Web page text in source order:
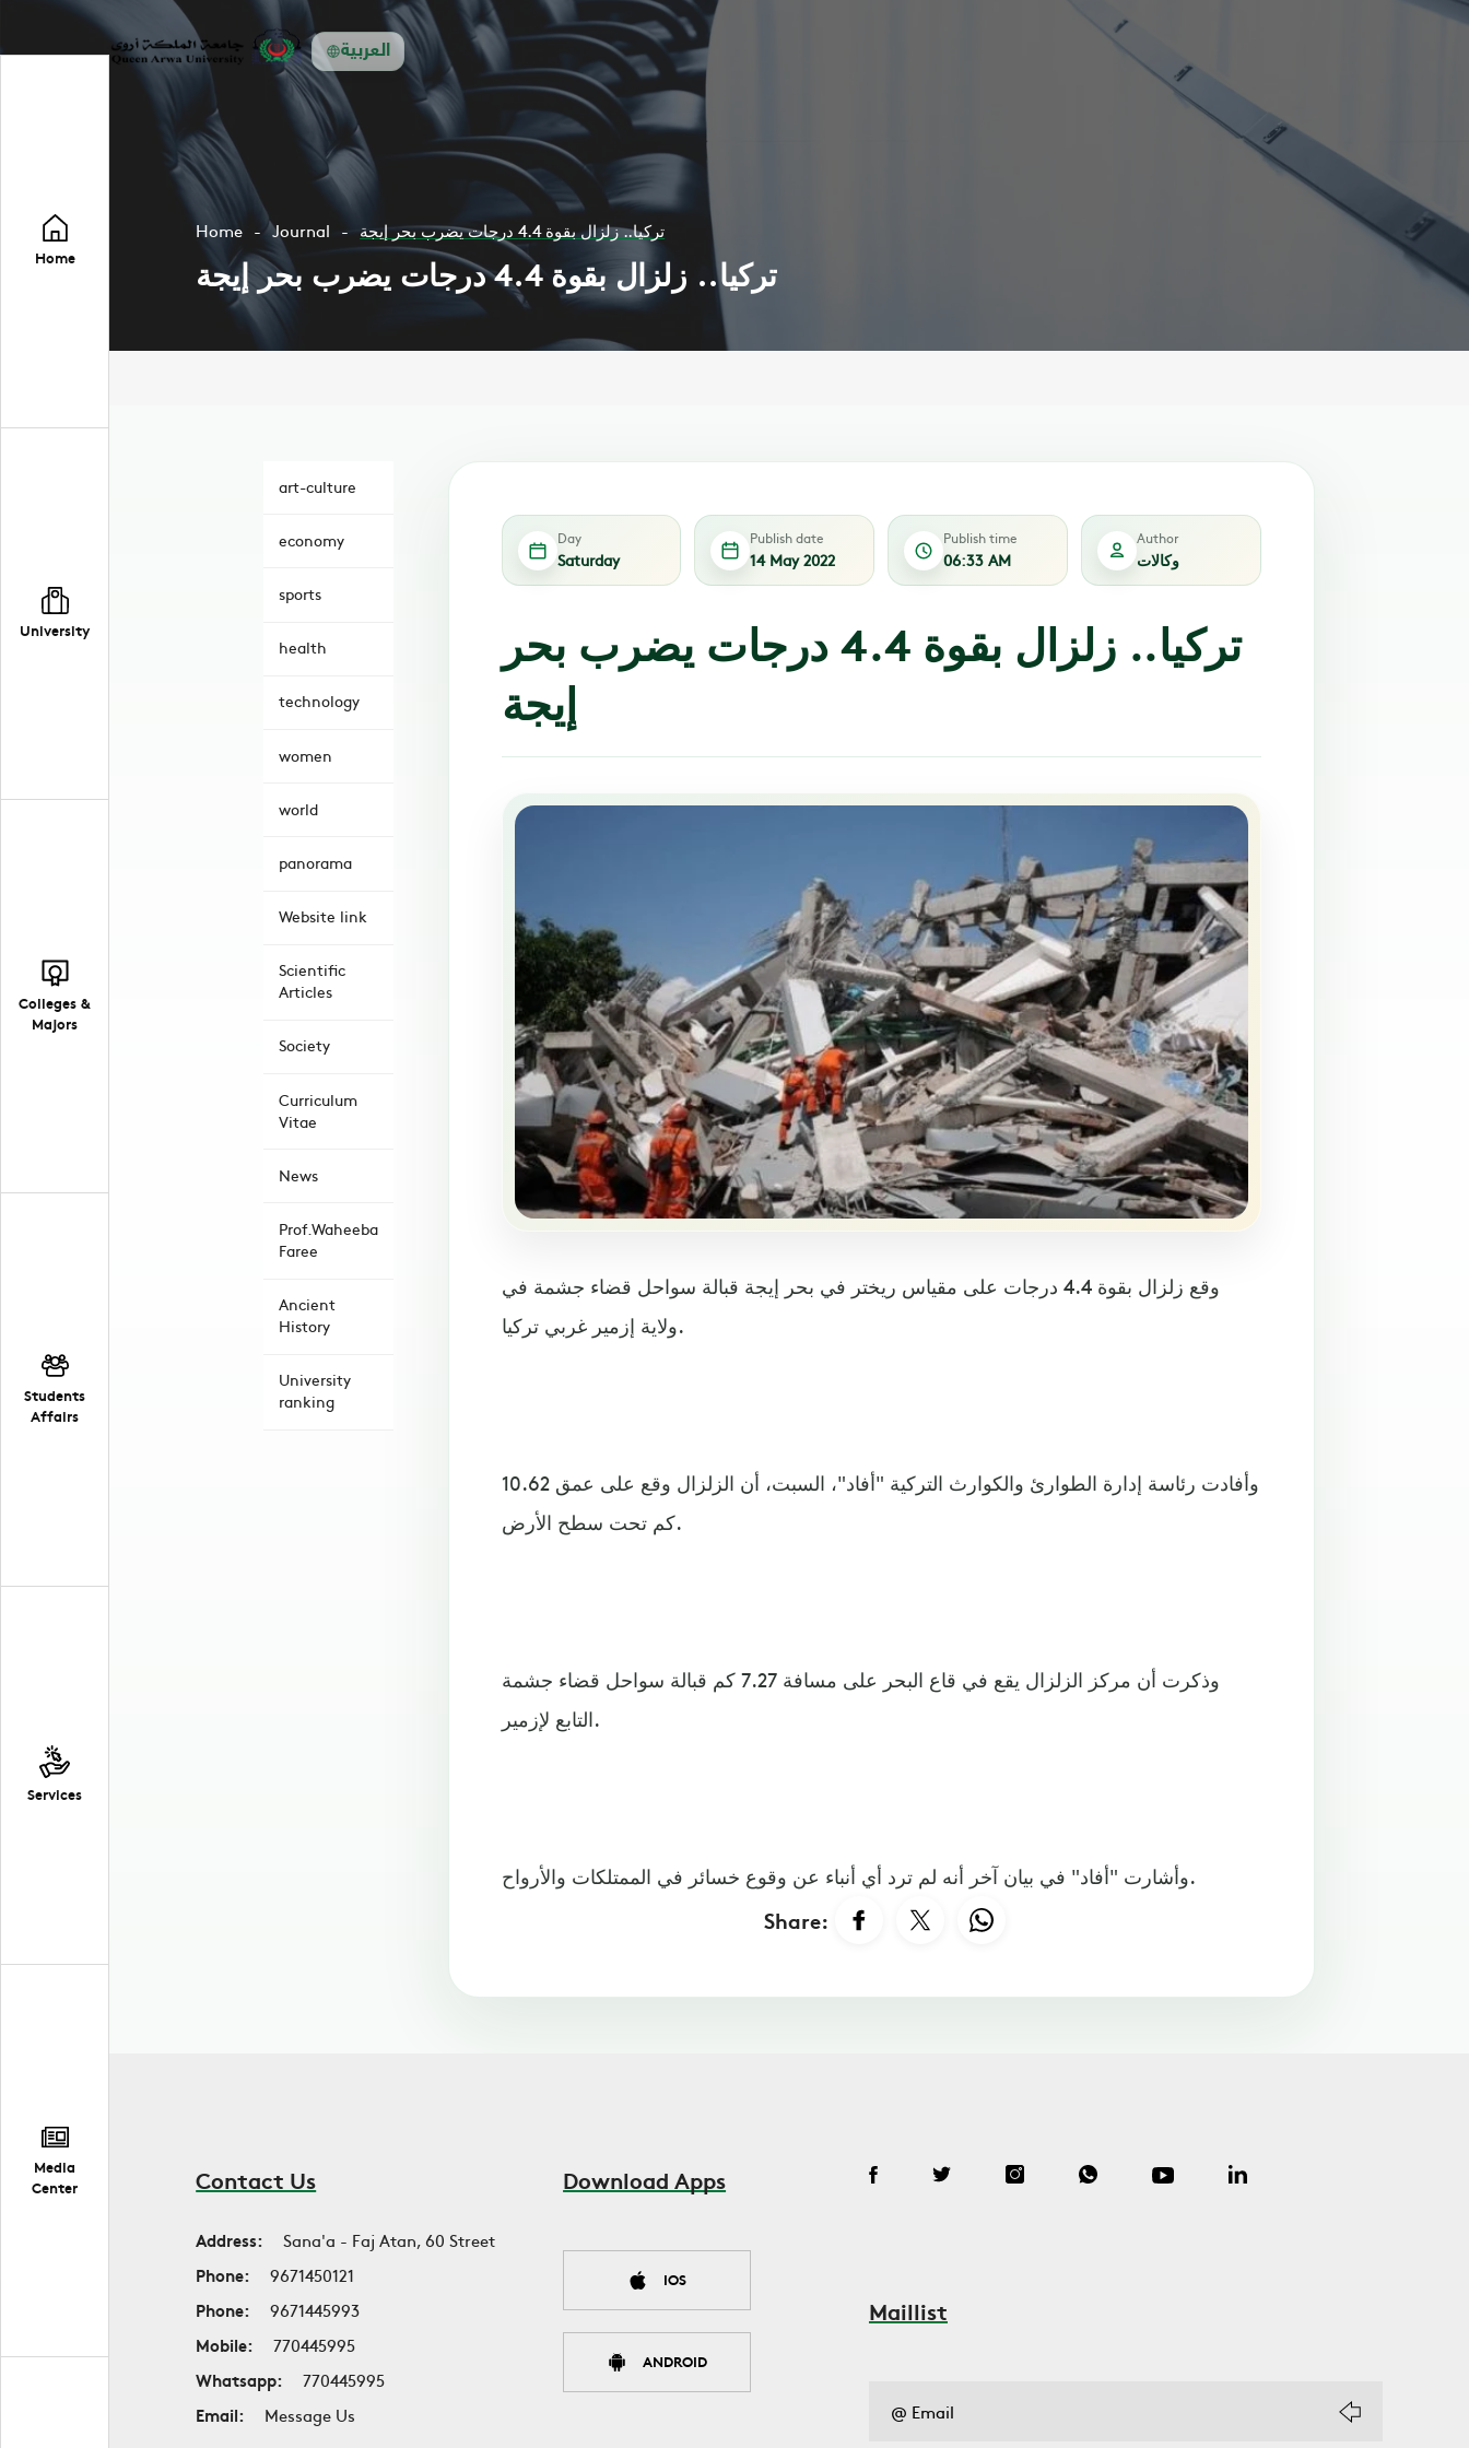
العربية
Home
University
Colleges &
Majors
Students
Affairs
Services
Media
Center
Home Journal تركيا.. زلزال بقوة 4.4 درجات يضرب بحر إيجة
تركيا.. زلزال بقوة 4.4 درجات يضرب بحر إيجة
art-culture
economy
sports
health
technology
women
world
panorama
Website link
Scientific
Articles
Society
Curriculum
Vitae
News
Prof.Waheeba
Faree
Ancient
History
University
ranking
Day
Saturday
Publish date
14 May 2022
Publish time
06:33 AM
Author
وكالات
تركيا.. زلزال بقوة 4.4 درجات يضرب بحر
إيجة
وقع زلزال بقوة 4.4 درجات على مقياس ريختر في بحر إيجة قبالة سواحل قضاء جشمة في
ولاية إزمير غربي تركيا.
وأفادت رئاسة إدارة الطوارئ والكوارث التركية "أفاد"، السبت، أن الزلزال وقع على عمق 10.62
كم تحت سطح الأرض.
وذكرت أن مركز الزلزال يقع في قاع البحر على مسافة 7.27 كم قبالة سواحل قضاء جشمة
التابع لإزمير.
وأشارت "أفاد" في بيان آخر أنه لم ترد أي أنباء عن وقوع خسائر في الممتلكات والأرواح.
Share:
Contact Us
Address:
Sana'a - Faj Atan, 60 Street
Phone:
9671450121
Phone:
9671445993
Mobile:
770445995
Whatsapp:
770445995
Email:
Message Us
Download Apps
IOS
ANDROID
Maillist